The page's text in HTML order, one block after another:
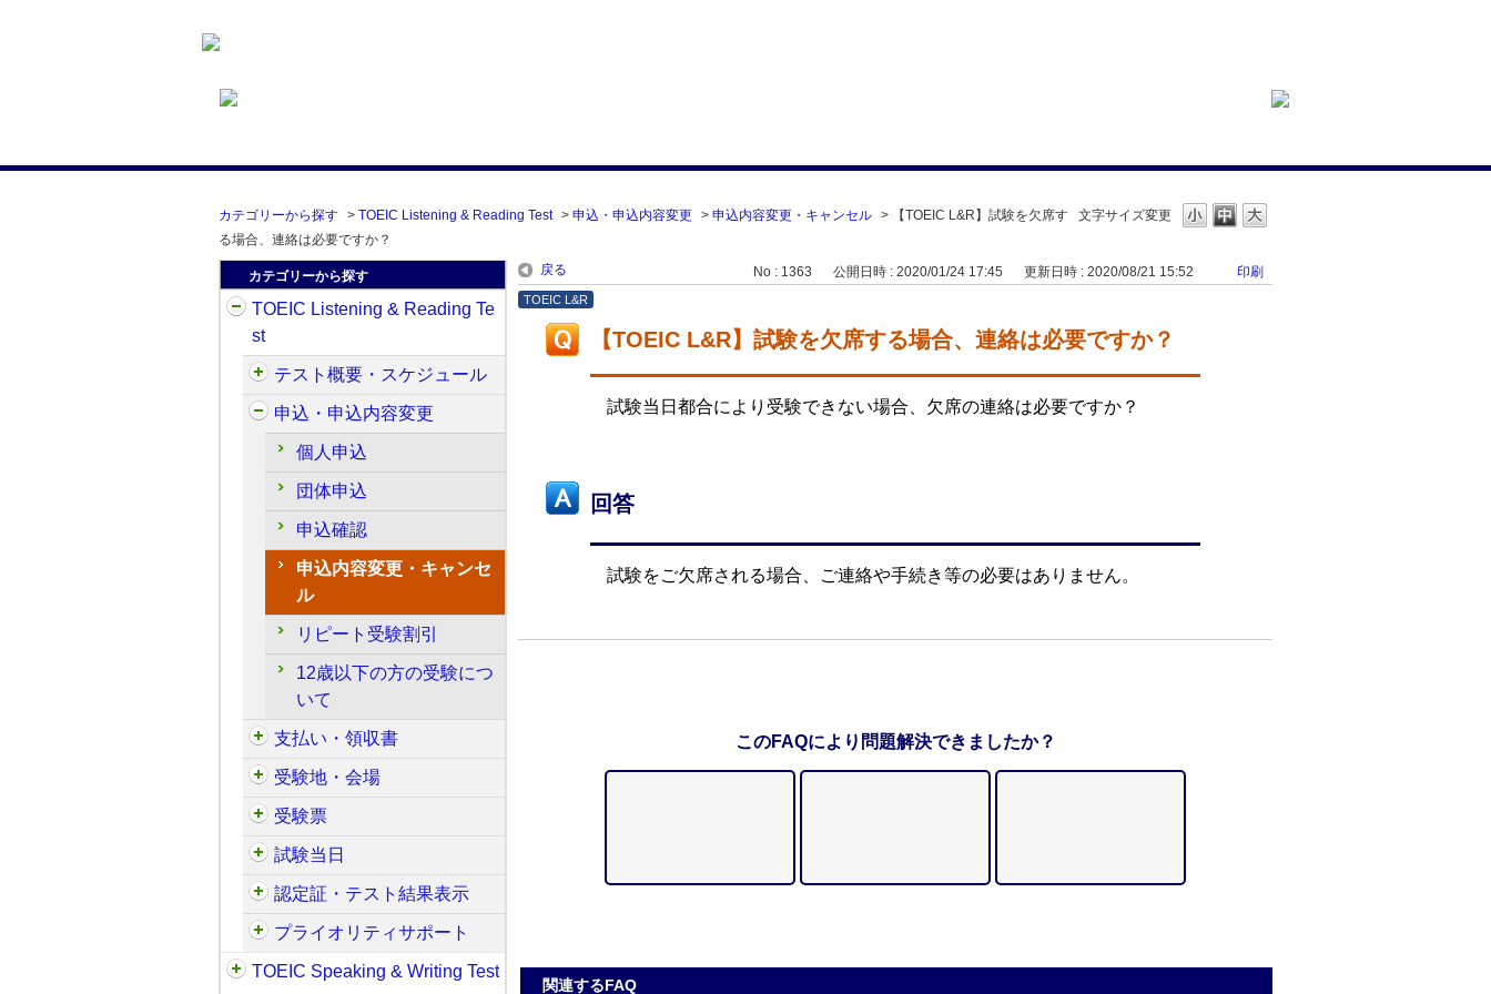
文字サイズ変更
カテゴリーから探す > TOEIC Listening & Reading Test > 申込・申込内容変更 > 申込内容変更・キャンセル >
【TOEIC L&R】試験を欠席す
る場合、連絡は必要ですか？
カテゴリーから探す
TOEIC Listening & Reading Te
st
テスト概要・スケジュール
申込・申込内容変更
個人申込
団体申込
申込確認
申込内容変更・キャンセ
ル
リピート受験割引
12歳以下の方の受験につ
いて
支払い・領収書
受験地・会場
受験票
試験当日
認定証・テスト結果表示
プライオリティサポート
TOEIC Speaking & Writing Test
戻る No : 1363 公開日時 : 2020/01/24 17:45 更新日時 : 2020/08/21 15:52 印刷
TOEIC L&R
【TOEIC L&R】試験を欠席する場合、連絡は必要ですか？
試験当日都合により受験できない場合、欠席の連絡は必要ですか？
回答
試験をご欠席される場合、ご連絡や手続き等の必要はありません。
このFAQにより問題解決できましたか？
関連するFAQ